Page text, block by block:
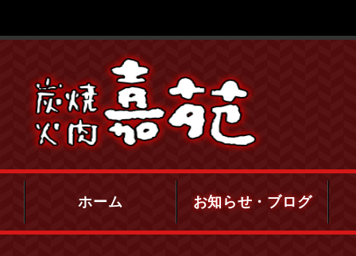
ホーム お知らせ・ブログ